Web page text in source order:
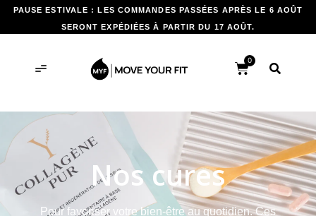
PAUSE ESTIVALE : LES COMMANDES PASSÉES APRÈS LE 6 AOÛT
SERONT EXPÉDIÉES À PARTIR DU 17 AOÛT.
0
Nos cures
Pour favoriser votre bien-être au quotidien. Ces